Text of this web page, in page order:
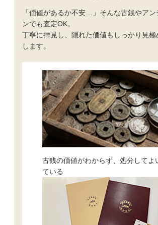
「価値があるか不安…」そんな古銭やアン
ンでも査定OK。
丁寧に拝見し、隠れた価値もしっかり見極
します。
古銭の価値がわからず、処分してよ
ている